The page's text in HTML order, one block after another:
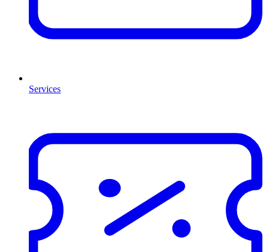
Services